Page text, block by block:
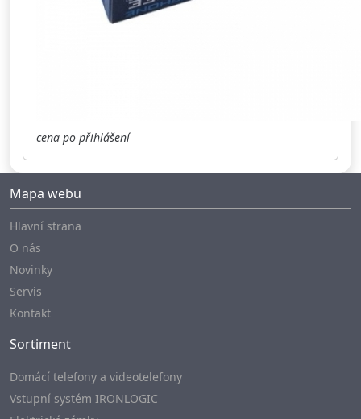
cena po přihlášení
Mapa webu
Hlavní strana
O nás
Novinky
Servis
Kontakt
Sortiment
Domácí telefony a videotelefony
Vstupní systém IRONLOGIC